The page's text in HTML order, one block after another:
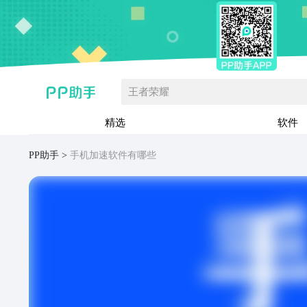
王者荣耀
精选 软件
PP助手 手机加速软件有哪些